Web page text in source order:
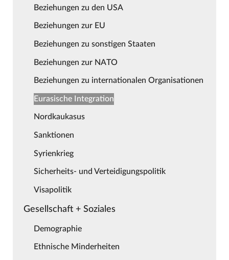
Beziehungen zu den USA
Beziehungen zur EU
Beziehungen zu sonstigen Staaten
Beziehungen zur NATO
Beziehungen zu internationalen Organisationen
Eurasische Integration
Nordkaukasus
Sanktionen
Syrienkrieg
Sicherheits- und Verteidigungspolitik
Visapolitik
Gesellschaft + Soziales
Demographie
Ethnische Minderheiten